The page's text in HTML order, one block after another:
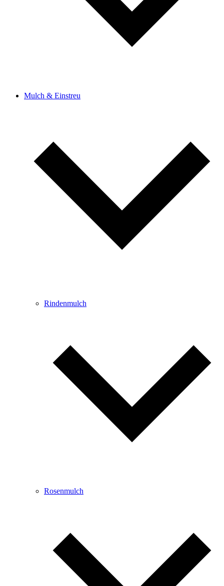
Mulch & Einstreu
Rindenmulch
Rosenmulch